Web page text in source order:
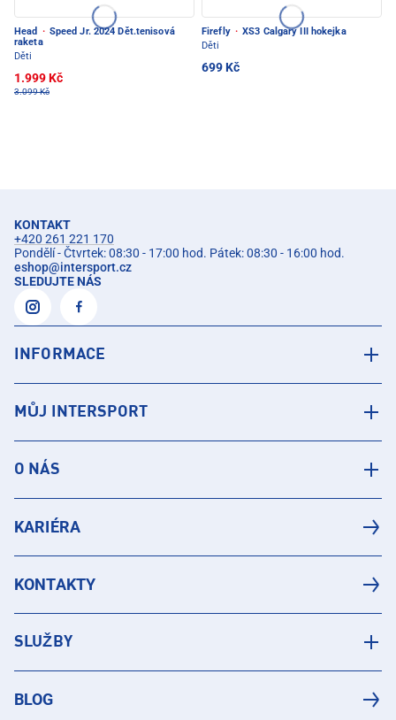
Head · Speed Jr. 2024 Dět.tenisová
raketa
Děti
1.999 Kč
3.099 Kč
Firefly · XS3 Calgary III hokejka
Děti
699 Kč
KONTAKT
+420 261 221 170
Pondělí - Čtvrtek: 08:30 - 17:00 hod. Pátek: 08:30 - 16:00 hod.
eshop@intersport.cz
SLEDUJTE NÁS
INFORMACE
MŮJ INTERSPORT
O NÁS
KARIÉRA
KONTAKTY
SLUŽBY
BLOG